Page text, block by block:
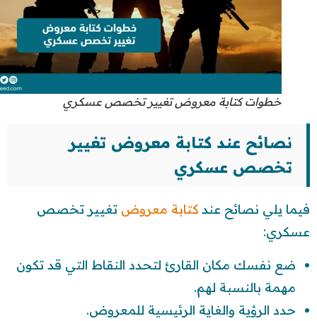
خطوات كتابة معروض تغيير تخصص عسكري
نصائح عند كتابة معروض تغيير
تخصص عسكري
فيما يلي نصائح عند كتابة معروض تغيير تخصص
عسكري:
ضع نفسك مكان القارئ لتحدد النقاط التي قد تكون
مهمة بالنسبة لهم.
حدد الرؤية والغاية الرئيسية للمعروض.